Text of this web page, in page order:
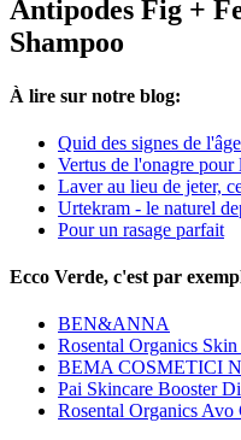
Antipodes Fig +
Shampoo
À lire sur notre blog:
Quid des signes de
Vertus de l'onagre pour
Laver au lieu de jeter,
Urtekram - le naturel
Pour un rasage parfait
Ecco Verde, c'est par
BEN&ANNA
Rosental Organics
BEMA COSMETICI
Pai Skincare Booster
Rosental Organics Avo